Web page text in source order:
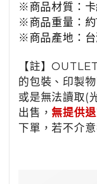
※商品材質：卡
※商品重量：約
※商品產地：
【註】
的包裝、印製
或是無法讀取(
出售，無提供
下單，若不介